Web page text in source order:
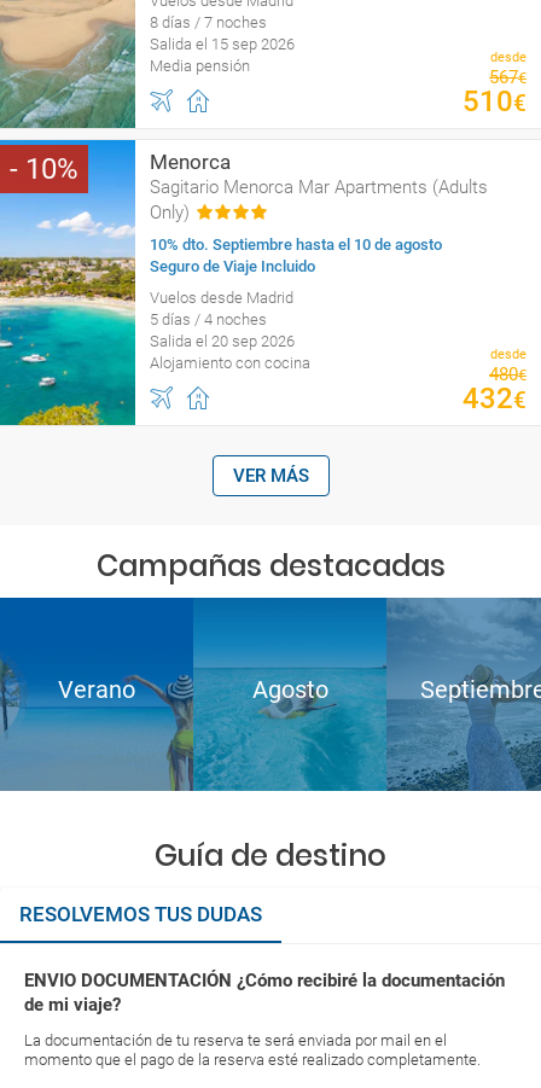
8 días / 7 noches
Salida el 15 sep 2026
Media pensión
desde
567€
510€
10 Menorca
Sagitario Menorca Mar Apartments (Adults
Only)
10% dto. Septiembre hasta el 10 de agosto
Seguro de Viaje Incluido
Vuelos desde Madrid
5 días / 4 noches
Salida el 20 sep 2026
Alojamiento con cocina
desde
480€
432€
VER MÁS
Campañas destacadas
Verano Agosto
Guía de destino
RESOLVEMOS TUS DUDAS
ENVIO DOCUMENTACIÓN ¿Cómo recibiré la documentación
de mi viaje?
La documentación de tu reserva te será enviada por mail en el
momento que el pago de la reserva esté realizado completamente.